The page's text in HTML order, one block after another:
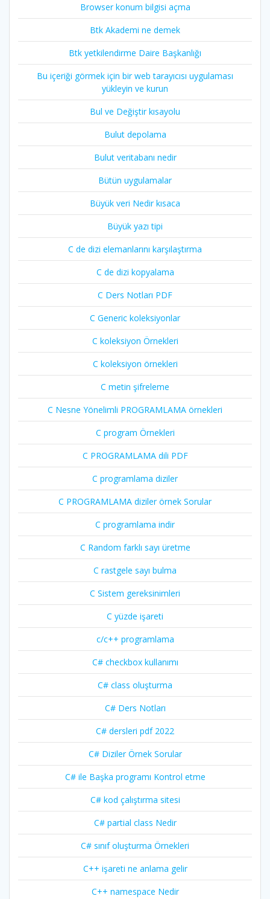
Browser konum bilgisi açma
Btk Akademi ne demek
Btk yetkilendirme Daire Başkanlığı
Bu içeriği görmek için bir web tarayıcısı uygulaması
yükleyin ve kurun
Bul ve Değiştir kısayolu
Bulut depolama
Bulut veritabanı nedir
Bütün uygulamalar
Büyük veri Nedir kısaca
Büyük yazı tipi
C de dizi elemanlarını karşılaştırma
C de dizi kopyalama
C Ders Notları PDF
C Generic koleksiyonlar
C koleksiyon Örnekleri
C koleksiyon örnekleri
C metin şifreleme
C Nesne Yönelimli PROGRAMLAMA örnekleri
C program Örnekleri
C PROGRAMLAMA dili PDF
C programlama diziler
C PROGRAMLAMA diziler örnek Sorular
C programlama indir
C Random farklı sayı üretme
C rastgele sayı bulma
C Sistem gereksinimleri
C yüzde işareti
c/c++ programlama
C# checkbox kullanımı
C# class oluşturma
C# Ders Notları
C# dersleri pdf 2022
C# Diziler Örnek Sorular
C# ile Başka programı Kontrol etme
C# kod çalıştırma sitesi
C# partial class Nedir
C# sınıf oluşturma Örnekleri
C++ işareti ne anlama gelir
C++ namespace Nedir